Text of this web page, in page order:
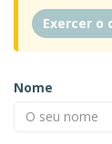
Exercer o
Nome